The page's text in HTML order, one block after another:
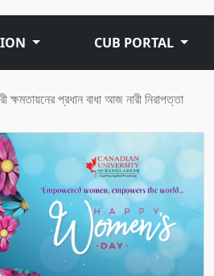
CUB PORTAL
ক্ষমতায়নের প্রধান বাধা আজ নারী নিরাপত্তা